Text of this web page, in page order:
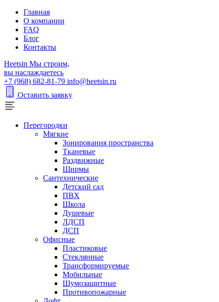
Главная
О компании
FAQ
Блог
Контакты
Heetsin Мы строим,
вы наслаждаетесь
+7 (968) 682-81-79 info@heetsin.ru
Оставить заявку
Перегородки
Мягкие
Зонирования пространства
Тканевые
Раздвижные
Ширмы
Сантехнические
Детский сад
ПВХ
Школа
Душевые
ЛДСП
ДСП
Офисные
Пластиковые
Стеклянные
Трансформируемые
Мобильные
Шумозащитные
Противопожарные